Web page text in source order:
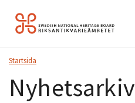
Hoppa
till
Startsida
Nyhetsarkiv